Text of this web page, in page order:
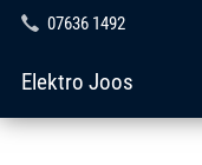
07636 1492
Elektro Joos